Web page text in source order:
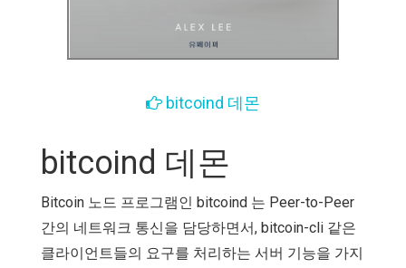
bitcoind 데몬
bitcoind 데몬
Bitcoin 노드 프로그램인 bitcoind 는 Peer-to-Peer
간의 네트워크 통신을 담당하면서, bitcoin-cli 같은
클라이언트들의 요구를 처리하는 서버 기능을 가지